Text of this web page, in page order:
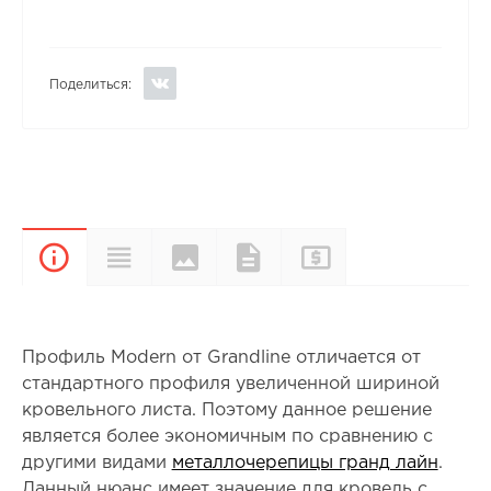
Поделиться:
ОписаниеХарактеристики
Цвета и
покрытия
Документы
Профиль Modern от Grandline отличается от
стандартного профиля увеличенной шириной
кровельного листа. Поэтому данное решение
является более экономичным по сравнению с
другими видами металлочерепицы гранд лайн.